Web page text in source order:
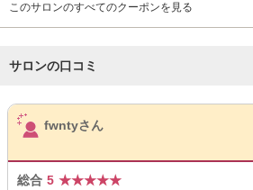
このサロンのすべてのクーポンを見る
サロンの口コミ
サロンPick Up
fwntyさん
総合 5 ★★★★★